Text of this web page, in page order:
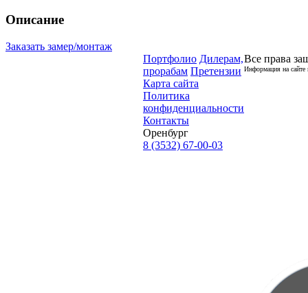
Описание
Заказать замер/монтаж
Портфолио Дилерам,
прорабам Претензии
Карта сайта
Политика
конфиденциальности
Контакты
Оренбург
8 (3532) 67-00-03
Все права
Информация на сайте